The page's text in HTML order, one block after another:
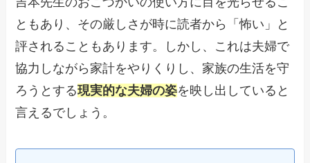
ともあり、その厳しさが時に読者から「怖い」と
評されることもあります。しかし、これは夫婦で
協力しながら家計をやりくりし、家族の生活を守
ろうとする現実的な夫婦の姿を映し出していると
言えるでしょう。